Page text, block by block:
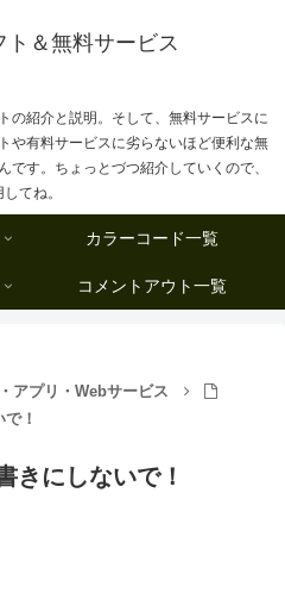
＆無料サービス
の紹介と説明。そして、無料サービスに
や有料サービスに劣らないほど便利な無
す。ちょっとづつ紹介していくので、
てね。
カラーコード一覧
コメントアウト一覧
アプリ・Webサービス
！
きにしないで！